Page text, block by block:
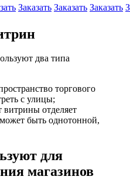
Заказать Заказать Заказать
два типа
торгового
с улицы;
отделяет
быть однотонной,
для
магазинов